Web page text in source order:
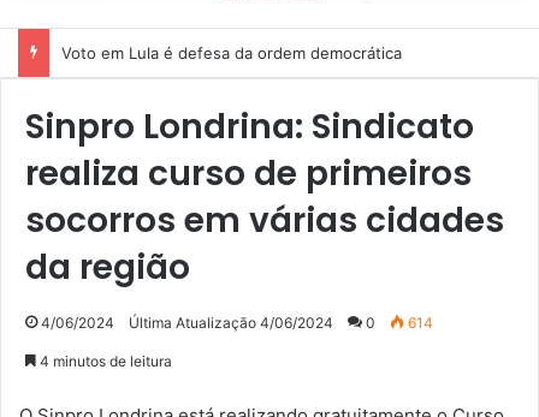
Voto em Lula é defesa da ordem democrática
Sinpro Londrina: Sindicato
realiza curso de primeiros
socorros em várias cidades
da região
4/06/2024 Última Atualização 4/06/2024 0 614
4 minutos de leitura